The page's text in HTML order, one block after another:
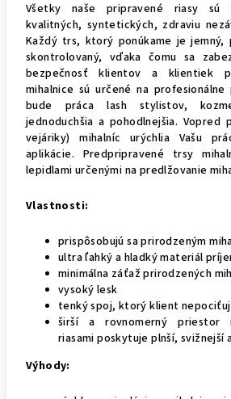
Všetky naše pripravené riasy sú
kvalitných, syntetických, zdraviu
Každý trs, ktorý ponúkame je jemný,
skontrolovaný, vďaka čomu sa
bezpečnosť klientov a klientiek
mihalnice sú určené na
bude práca lash stylistov,
jednoduchšia a pohodlnejšia. Vopred
vejáriky) mihalníc urýchlia Vašu
aplikácie. Predpripravené trsy
lepidlami určenými na predlžovanie
Vlastnosti:
prispôsobujú sa prirodzeným
ultra ľahký a hladký materiál
minimálna záťaž prirodzených
vysoký lesk
tenký spoj, ktorý klient
širší a rovnomerný priestor
riasami poskytuje plnší, svižnejší
Výhody: